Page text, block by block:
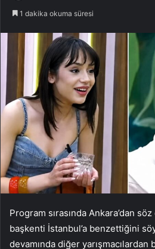
1 dakika okuma süresi
Program sırasında Ankara’dan
başkenti İstanbul’a benzettiğini
devamında diğer yarışmacılardan